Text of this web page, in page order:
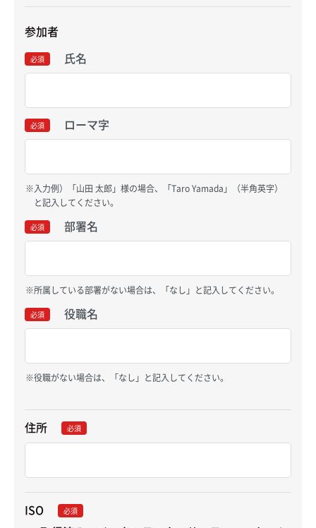
参加者
必須 氏名
必須 ローマ字
入力例）「山田 太郎」様の場合、「Taro Yamada」（半角英字）
と記入してください。
必須 部署名
所属している部署がない場合は、「なし」と記入してください。
必須 役職名
役職がない場合は、「なし」と記入してください。
住所 必須
ISO 必須